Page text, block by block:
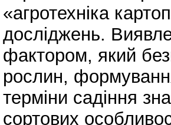
«агротехніка
досліджень.
фактором, який
рослин,
терміни садіння
сортових